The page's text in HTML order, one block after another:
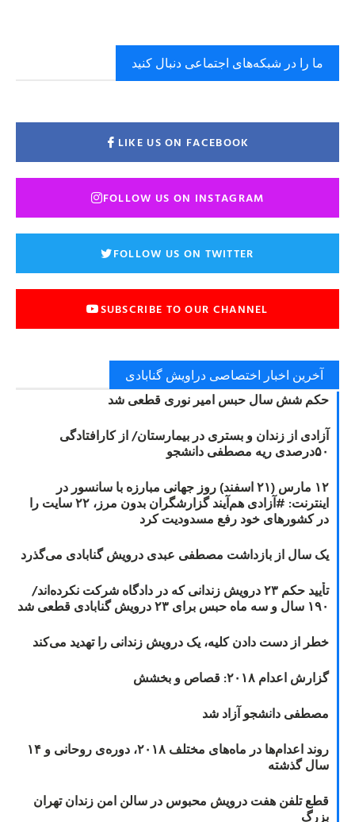
ما را در شبکه‌های اجتماعی دنبال کنید
LIKE US ON FACEBOOK
FOLLOW US ON INSTAGRAM
FOLLOW US ON TWITTER
SUBSCRIBE TO OUR CHANNEL
آخرین اخبار اختصاصی دراویش گنابادی
حکم شش سال حبس امیر نوری قطعی شد
آزادی از زندان و بستری در بیمارستان/ از کارافتادگی
۵۰درصدی ریه مصطفی دانشجو
۱۲ مارس (۲۱ اسفند) روز جهانی مبارزه با سانسور در
اینترنت: #آزادی هم‌آیند گزارشگران‌ بدون مرز، ۲۲ سایت را
در کشورهای خود رفع مسدودیت کرد
یک سال از بازداشت مصطفی عبدی درویش گنابادی می‌گذرد
تأیید حکم ۲۳ درویش زندانی که در دادگاه شرکت نکرده‌اند/
۱۹۰ سال و سه ماه حبس برای ۲۳ درویش گنابادی قطعی شد
خطر از دست دادن کلیه، یک درویش زندانی را تهدید می‌کند
گزارش اعدام ۲۰۱۸: قصاص و بخشش
مصطفی دانشجو آزاد شد
روند اعدام‌ها در ماه‌های مختلف ۲۰۱۸، دوره‌ی روحانی و ۱۴
سال گذشته
قطع تلفن هفت درویش محبوس در سالن امن زندان تهران
بزرگ